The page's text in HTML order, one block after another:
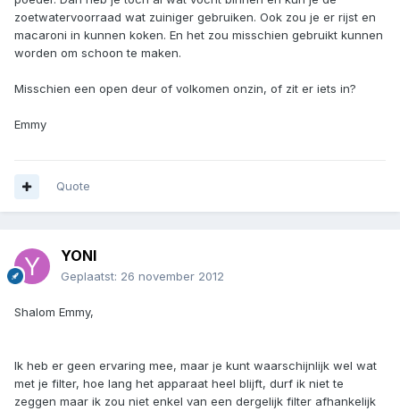
zoetwatervoorraad wat zuiniger gebruiken. Ook zou je er rijst en
macaroni in kunnen koken. En het zou misschien gebruikt kunnen
worden om schoon te maken.
Misschien een open deur of volkomen onzin, of zit er iets in?
Emmy
Quote
YONI
Geplaatst: 26 november 2012
Shalom Emmy,
Ik heb er geen ervaring mee, maar je kunt waarschijnlijk wel wat
met je filter, hoe lang het apparaat heel blijft, durf ik niet te
zeggen maar ik zou niet enkel van een dergelijk filter afhankelijk